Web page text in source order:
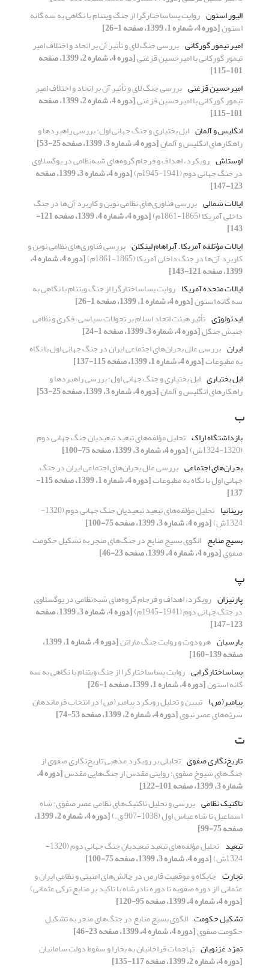
الیور استون روایت پساساختارگرا از جنگ ویتنام با نگاهی به سه گانه
استون[دوره 4، شماره 1، 1399، صفحه 1-26]
امیر تیمور گورکانی بررسی جنگ لای و تأثیر آن بر اتحاد و اختلاف امیر
تیمور گورکانی با امیرحسین قزغنی [دوره 4، شماره 2، 1399، صفحه
101-115]
امیرحسین قزغنی بررسی جنگ لای و تأثیر آن بر اتحاد و اختلاف امیر
تیمور گورکانی با امیرحسین قزغنی [دوره 4، شماره 2، 1399، صفحه
101-115]
انگلیس و آلمان ایل بختیاری و جنگ جهانی اول: بررسی راهبردها و
راهکارهای انگلیس و آلمان[دوره 4، شماره 3، 1399، صفحه 25-53]
اوستاش رویکرد، اهداف و فرجام گروه‌های شبه‌نظامی در یوگسلاوی
در جنگ جهانی دوم (1941-1945م) [دوره 4، شماره 3، 1399، صفحه
123-147]
ایالات شمالی بررسی فناوری‌های نظامی نوین و کاربرد آن‌ها در جنگ
داخلی آمریکا (1865-1861م) [دوره 4، شماره 4، 1399، صفحه 121-
143]
ایالات مؤتلفه آمریکا. آبراهام لینکلن بررسی فناوری‌های نظامی نوین و
کاربرد آن‌ها در جنگ داخلی آمریکا (1865-1861م) [دوره 4، شماره 4،
1399، صفحه 121-143]
ایالات ‌متحده آمریکا روایت پساساختارگرا از جنگ ویتنام با نگاهی به
سه گانه استون[دوره 4، شماره 1، 1399، صفحه 1-26]
ایدئولوژی تأثیر هیئت اتحاد اسلام بر تحولات سیاسی، فکری و نظامی
جنبش جنگل[دوره 4، شماره 3، 1399، صفحه 1-24]
ایران بررسی علل بحران‌های اجتماعی ایران در جنگ جهانی اول با نگاه
به مطبوعات[دوره 4، شماره 1، 1399، صفحه 115-137]
ایل بختیاری ایل بختیاری و جنگ جهانی اول: بررسی راهبردها و
راهکارهای انگلیس و آلمان[دوره 4، شماره 3، 1399، صفحه 25-53]
ب
بازداشتگاه اراک تحلیل مؤلفه‌های تبعید تبعیدیان جنگ جهانی دوم
(1320-1324ش)
[دوره 4، شماره 3، 1399، صفحه 75-100]
بحران‌های اجتماعی بررسی علل بحران‌های اجتماعی ایران در جنگ
جهانی اول با نگاه به مطبوعات [دوره 4، شماره 1، 1399، صفحه 115-
137]
بریتانیا
تحلیل مؤلفه‌های تبعید تبعیدیان جنگ جهانی دوم (1320-
1324ش)
[دوره 4، شماره 3، 1399، صفحه 75-100]
بسیج منابع الگوی بسیج منابع در جنگ‌های منجر به تشکیل حکومت
صفوی[دوره 4، شماره 4، 1399، صفحه 23-46]
پ
پارتیزان رویکرد، اهداف و فرجام گروه‌های شبه‌نظامی در یوگسلاوی
در جنگ جهانی دوم (1941-1945م) [دوره 4، شماره 3، 1399، صفحه
123-147]
پارسیان هرودوت و روایت جنگ ماراتن [دوره 4، شماره 1، 1399،
صفحه 139-160]
پساساختارگرایی روایت پساساختارگرا از جنگ ویتنام با نگاهی به سه
گانه استون[دوره 4، شماره 1، 1399، صفحه 1-26]
پیامبر(ص) تبیین و تحلیل رویکرد پیامبر(ص) در انتخاب فرماندهان
سَریّه‌های عصر نبوی[دوره 4، شماره 2، 1399، صفحه 53-74]
ت
تاریخ‌نگاری صفوی تحلیلی بر رویکرد مذهبی تاریخ‌نگاری صفوی از
جنگ‌های شیوخ صفوی؛ روایتی مقدس از جنگ‌هایی مقدس [دوره 4،
شماره 3، 1399، صفحه 101-122]
تاکتیک نظامی بررسی و تحلیل تاکتیک‌های نظامی عصر صفوی؛ شاه
اسماعیل تا شاه عباس اول (1038-907 ق.) [دوره 4، شماره 2، 1399،
صفحه 75-99]
تبعید
تحلیل مؤلفه‌های تبعید تبعیدیان جنگ جهانی دوم (1320-
1324ش)
[دوره 4، شماره 3، 1399، صفحه 75-100]
تجارت جایگاه و موقعیت قارص در چالش‌های امنیتی و نظامی ایران و
عثمانی‌ (از دوره صفویه تا دوره نادرشاه با تاکید بر منابع ترکی عثمانی)
[دوره 4، شماره 4، 1399، صفحه 95-120]
تشکیل حکومت الگوی بسیج منابع در جنگ‌های منجر به تشکیل
حکومت صفوی[دوره 4، شماره 4، 1399، صفحه 23-46]
تمرّد غزنویان تهاجمات قراخانیان به بخارا و سقوط دولت سامانیان
[دوره 4، شماره 2، 1399، صفحه 117-135]